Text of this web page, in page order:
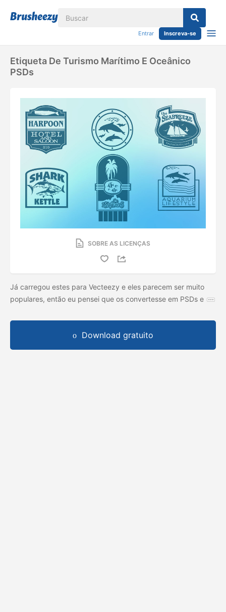
Entrar Inscreva-se
Etiqueta De Turismo Marítimo E Oceânico
PSDs
SOBRE AS LICENÇAS
Já carregou estes para Vecteezy e eles parecem ser muito
populares, então eu pensei que os convertesse em PSDs e
Download gratuito